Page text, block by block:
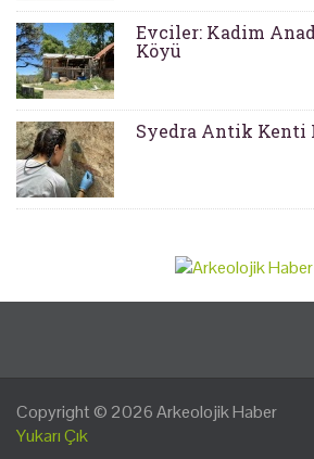
Evciler: Kadim
Köyü
Syedra Antik Kenti
Copyright © 2026Arkeolojik Haber
Yukarı Çık